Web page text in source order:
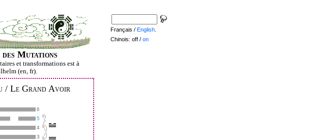
Mutations
et transformations est à
(en, fr).
/ Le Grand Avoir
6
5
4
3
Français / English
Chinois: off / on